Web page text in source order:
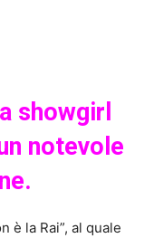
showgirl
notevole
è la Rai”, al quale